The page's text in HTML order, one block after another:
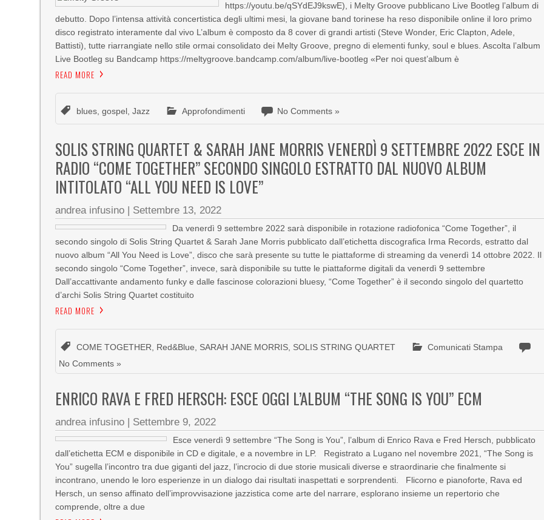
https://youtu.be/qSYdEJ9kswE), i Melty Groove pubblicano Live Bootleg l’album di
debutto. Dopo l’intensa attività concertistica degli ultimi mesi, la giovane band torinese ha reso disponibile online il loro primo
disco registrato interamente dal vivo L’album è composto da 8 cover di grandi artisti (Steve Wonder, Eric Clapton, Adele,
Battisti), tutte riarrangiate nello stile ormai consolidato dei Melty Groove, pregno di elementi funky, soul e blues. Ascolta l’album
Live Bootleg su Bandcamp https://meltygroove.bandcamp.com/album/live-bootleg «Per noi quest’album è
READ MORE
blues ,gospel ,Jazz Approfondimenti No Comments »
SOLIS STRING QUARTET & SARAH JANE MORRIS VENERDÌ 9 SETTEMBRE 2022 ESCE IN
RADIO “COME TOGETHER” SECONDO SINGOLO ESTRATTO DAL NUOVO ALBUM
INTITOLATO “ALL YOU NEED IS LOVE”
andrea infusino | Settembre 13, 2022
Da venerdì 9 settembre 2022 sarà disponibile in rotazione radiofonica “Come Together”, il
secondo singolo di Solis String Quartet & Sarah Jane Morris pubblicato dall’etichetta discografica Irma Records, estratto dal
nuovo album “All You Need is Love”, disco che sarà presente su tutte le piattaforme di streaming da venerdì 14 ottobre 2022. Il
secondo singolo “Come Together”, invece, sarà disponibile su tutte le piattaforme digitali da venerdì 9 settembre
Dall’accattivante andamento funky e dalle fascinose colorazioni bluesy, “Come Together” è il secondo singolo del quartetto
d’archi Solis String Quartet costituito
READ MORE
COME TOGETHER Red&Blue SARAH JANE MORRIS SOLIS STRING QUARTET
Comunicati Stampa
No Comments »
ENRICO RAVA E FRED HERSCH: ESCE OGGI L’ALBUM “THE SONG IS YOU” ECM
andrea infusino | Settembre 9, 2022
Esce venerdì 9 settembre “The Song is You”, l’album di Enrico Rava e Fred Hersch, pubblicato
dall’etichetta ECM e disponibile in CD e digitale, e a novembre in LP. Registrato a Lugano nel novembre 2021, “The Song is
You” sugella l’incontro tra due giganti del jazz, l’incrocio di due storie musicali diverse e straordinarie che finalmente si
incontrano, unendo le loro esperienze in un dialogo dai risultati inaspettati e sorprendenti. Flicorno e pianoforte, Rava ed
Hersch, un senso affinato dell’improvvisazione jazzistica come arte del narrare, esplorano insieme un repertorio che
comprende, oltre a due